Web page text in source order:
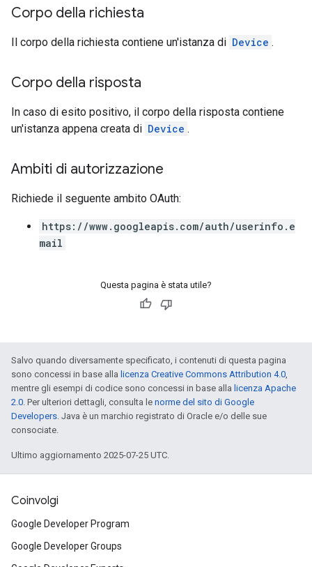
Corpo della richiesta
Il corpo della richiesta contiene un'istanza di Device .
Corpo della risposta
In caso di esito positivo, il corpo della risposta contiene
un'istanza appena creata di Device .
Ambiti di autorizzazione
Richiede il seguente ambito OAuth:
https://www.googleapis.com/auth/userinfo.e
mail
Questa pagina è stata utile?
Salvo quando diversamente specificato, i contenuti di questa pagina
sono concessi in base alla licenza Creative Commons Attribution 4.0,
mentre gli esempi di codice sono concessi in base alla licenza Apache
2.0. Per ulteriori dettagli, consulta le norme del sito di Google
Developers. Java è un marchio registrato di Oracle e/o delle sue
consociate.
Ultimo aggiornamento 2025-07-25 UTC.
Coinvolgi
Google Developer Program
Google Developer Groups